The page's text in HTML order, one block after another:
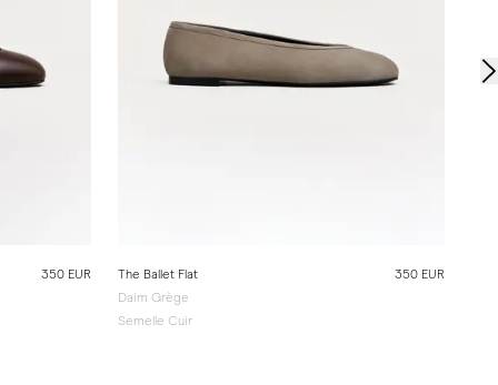
350 EUR
The Ballet Flat
Daim Grège
Semelle Cuir
350 EUR